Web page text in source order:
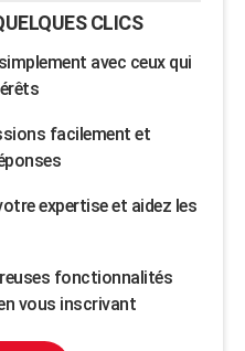
CLICS
avec ceux qui
facilement et
expertise et aidez les
fonctionnalités
vous inscrivant